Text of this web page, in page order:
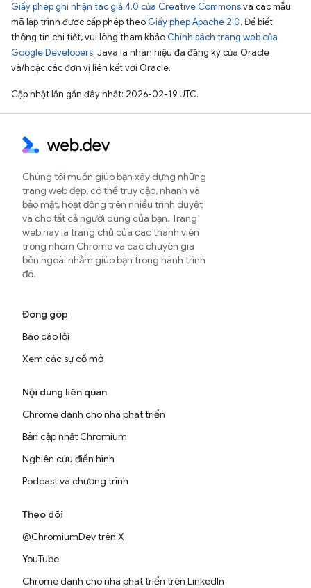
Giấy phép ghi nhận tác giả 4.0 của Creative Commonsvà các mẫu
mã lập trình được cấp phép theo Giấy phép Apache 2.0. Để biết
thông tin chi tiết, vui lòng tham khảo Chính sách trang web của
Google Developers. Java là nhãn hiệu đã đăng ký của Oracle
và/hoặc các đơn vị liên kết với Oracle.
Cập nhật lần gần đây nhất: 2026-02-19 UTC.
Chúng tôi muốn giúp bạn xây dựng những
trang web đẹp, có thể truy cập, nhanh và
bảo mật, hoạt động trên nhiều trình duyệt
và cho tất cả người dùng của bạn. Trang
web này là trang chủ của các thành viên
trong nhóm Chrome và các chuyên gia
bên ngoài nhằm giúp bạn trong hành trình
đó.
Đóng góp
Báo cáo lỗi
Xem các sự cố mở
Nội dung liên quan
Chrome dành cho nhà phát triển
Bản cập nhật Chromium
Nghiên cứu điển hình
Podcast và chương trình
Theo dõi
@ChromiumDev trên X
YouTube
Chrome dành cho nhà phát triển trên LinkedIn